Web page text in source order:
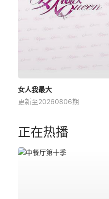
女人我最大
更新至20260806期
正在热播